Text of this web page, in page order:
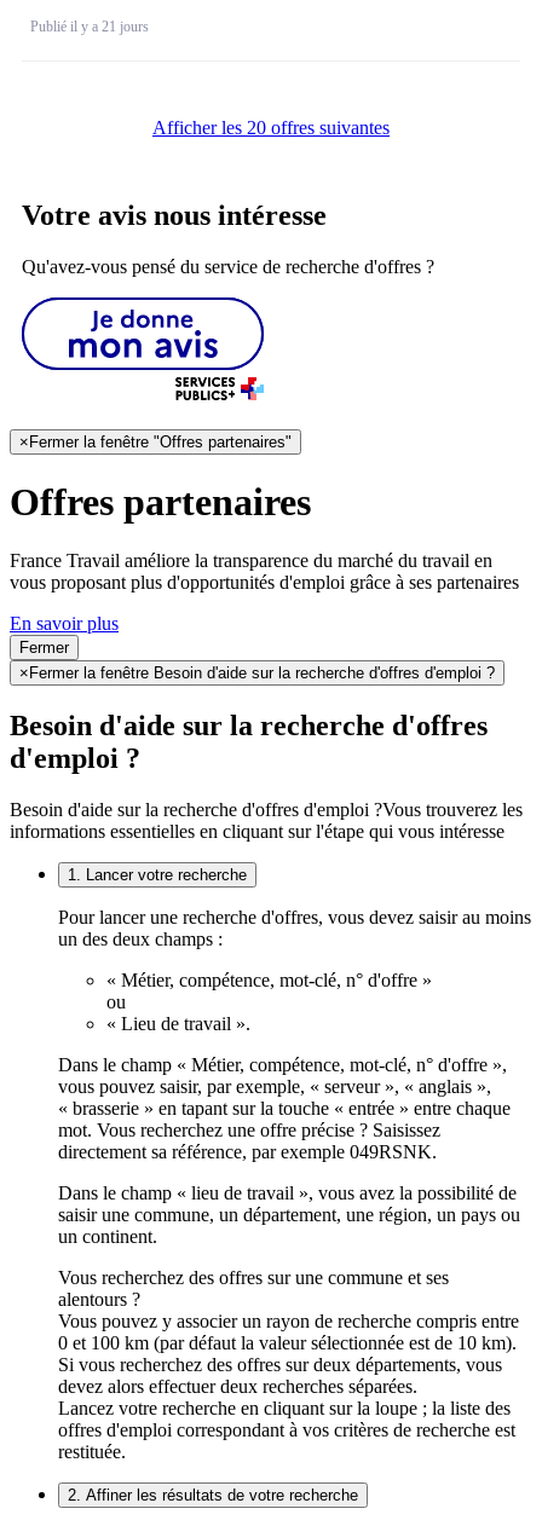
Publié il y a 21 jours
Afficher les 20 offres suivantes
Votre avis nous intéresse
Qu'avez-vous pensé du service de recherche d'offres ?
×Fermer la fenêtre "Offres partenaires"
Offres partenaires
France Travail améliore la transparence du marché du travail en
vous proposant plus d'opportunités d'emploi grâce à ses partenaires
En savoir plus
Fermer
× Fermer la fenêtre Besoin d'aide sur la recherche d'offres d'emploi ?
Besoin d'aide sur la recherche d'offres
d'emploi ?
Besoin d'aide sur la recherche d'offres d'emploi ?Vous trouverez les
informations essentielles en cliquant sur l'étape qui vous intéresse
1. Lancer votre recherche
Pour lancer une recherche d'offres, vous devez saisir au moins
un des deux champs :
« Métier, compétence, mot-clé, n° d'offre »
ou
« Lieu de travail ».
Dans le champ « Métier, compétence, mot-clé, n° d'offre »,
vous pouvez saisir, par exemple, « serveur », « anglais »,
« brasserie » en tapant sur la touche « entrée » entre chaque
mot. Vous recherchez une offre précise ? Saisissez
directement sa référence, par exemple 049RSNK.
Dans le champ « lieu de travail », vous avez la possibilité de
saisir une commune, un département, une région, un pays ou
un continent.
Vous recherchez des offres sur une commune et ses
alentours ?
Vous pouvez y associer un rayon de recherche compris entre
0 et 100 km (par défaut la valeur sélectionnée est de 10 km).
Si vous recherchez des offres sur deux départements, vous
devez alors effectuer deux recherches séparées.
Lancez votre recherche en cliquant sur la loupe ; la liste des
offres d'emploi correspondant à vos critères de recherche est
restituée.
2. Affiner les résultats de votre recherche